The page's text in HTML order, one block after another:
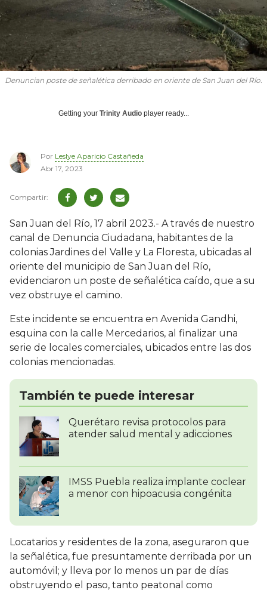
Denuncian poste de señalética derribado en oriente de San Juan del Río.
Getting your Trinity Audio player ready...
Por Leslye Aparicio Castañeda
Abr 17, 2023
San Juan del Río, 17 abril 2023.- A través de nuestro
canal de Denuncia Ciudadana, habitantes de la
colonias Jardines del Valle y La Floresta, ubicadas al
oriente del municipio de San Juan del Río,
evidenciaron un poste de señalética caído, que a su
vez obstruye el camino.
Este incidente se encuentra en Avenida Gandhi,
esquina con la calle Mercedarios, al finalizar una
serie de locales comerciales, ubicados entre las dos
colonias mencionadas.
También te puede interesar
Querétaro revisa protocolos para
atender salud mental y adicciones
IMSS Puebla realiza implante coclear
a menor con hipoacusia congénita
Locatarios y residentes de la zona, aseguraron que
la señalética, fue presuntamente derribada por un
automóvil; y lleva por lo menos un par de días
obstruyendo el paso, tanto peatonal como